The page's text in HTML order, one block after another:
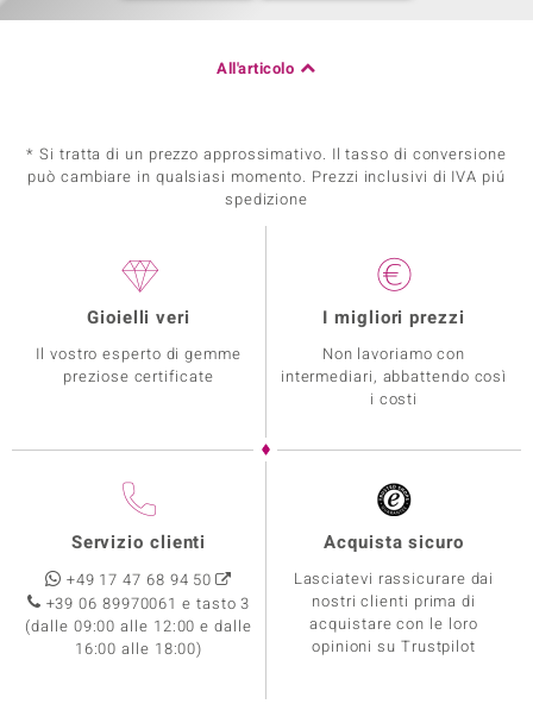
All'articolo
* Si tratta di un prezzo approssimativo. Il tasso di conversione
può cambiare in qualsiasi momento. Prezzi inclusivi di IVA piú
spedizione
Gioielli veri
Il vostro esperto di gemme
preziose certificate
I migliori prezzi
Non lavoriamo con
intermediari, abbattendo così
i costi
Servizio clienti
+49 17 47 68 94 50
+39 06 89970061 e tasto 3
(dalle 09:00 alle 12:00 e dalle
16:00 alle 18:00)
Acquista sicuro
Lasciatevi rassicurare dai
nostri clienti prima di
acquistare con le loro
opinioni su Trustpilot